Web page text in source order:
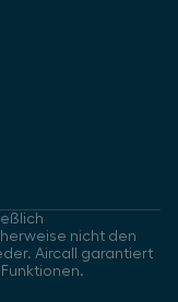
nicht den
Aircall garantiert